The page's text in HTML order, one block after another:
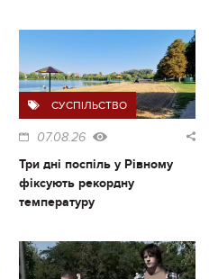
СУСПІЛЬСТВО
07.08.26
Три дні поспіль у Рівному
фіксують рекордну
температуру